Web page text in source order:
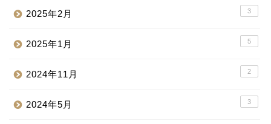
2025年2月 3
2025年1月 5
2024年11月 2
2024年5月 3